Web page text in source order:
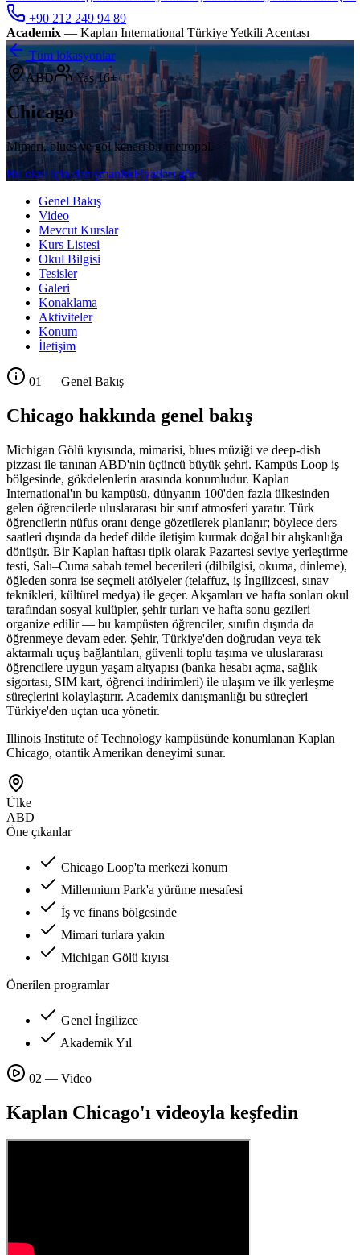
+90 212 249 94 89
Academix — Kaplan International Türkiye Yetkili Acentası
Tüm lokasyonlar
ABD
Yaş16+
Chicago
Mimari, blues ve göl kenarı bir metropol.
Bu okul için danışmanlıkFiyatları gör
Genel Bakış
Video
Mevcut Kurslar
Kurs Listesi
Okul Bilgisi
Tesisler
Galeri
Konaklama
Aktiviteler
Konum
İletişim
01 — Genel Bakış
Chicago hakkında genel bakış
Michigan Gölü kıyısında, mimarisi, blues müziği ve deep-dish
pizzası ile tanınan ABD'nin üçüncü büyük şehri. Kampüs Loop iş
bölgesinde, gökdelenlerin arasında konumludur. Kaplan
International'ın bu kampüsü, dünyanın 100'den fazla ülkesinden
gelen öğrencilerle uluslararası bir sınıf atmosferi yaratır. Türk
öğrencilerin nüfus oranı denge gözetilerek planlanır; böylece ders
saatleri dışında da hedef dilde iletişim kurmak doğal bir alışkanlığa
dönüşür. Bir Kaplan haftası tipik olarak Pazartesi seviye yerleştirme
testi, Salı–Cuma sabah temel becerileri (dilbilgisi, okuma, dinleme),
öğleden sonra ise seçmeli atölyeler (telaffuz, iş İngilizcesi, sınav
teknikleri, kültürel medya) ile geçer. Akşamları ve hafta sonları okul
tarafından sosyal kulüpler, şehir turları ve hafta sonu gezileri
organize edilir — bu kampüsten öğrenciler, sınıfın dışında da
öğrenmeye devam eder. Şehir, Türkiye'den doğrudan veya tek
aktarmalı uçuş bağlantıları, güvenli toplu taşıma ve uluslararası
öğrencilere uygun yaşam altyapısı (banka hesabı açma, sağlık
sigortası, SIM kart, öğrenci indirimleri) ile ulaşım ve ilk yerleşme
süreçlerini kolaylaştırır. Academix danışmanlığı bu süreçleri
Türkiye'den uçtan uca yönetir.
Illinois Institute of Technology kampüsünde konumlanan Kaplan
Chicago, otantik Amerikan deneyimi sunar.
Ülke
ABD
Öne çıkanlar
Chicago Loop'ta merkezi konum
Millennium Park'a yürüme mesafesi
İş ve finans bölgesinde
Mimari turlara yakın
Michigan Gölü kıyısı
Önerilen programlar
Genel İngilizce
Akademik Yıl
02 — Video
Kaplan Chicago'ı videoyla keşfedin